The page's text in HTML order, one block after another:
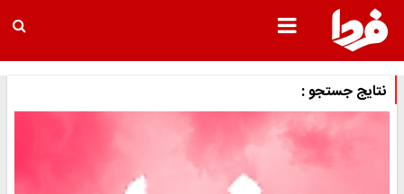
نتایج جستجو :